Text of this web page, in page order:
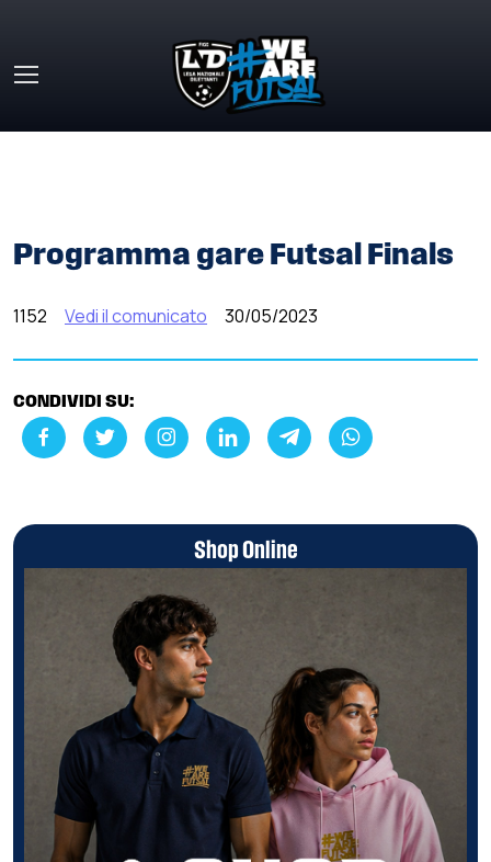
Programma gare Futsal Finals
1152 Vedi il comunicato 30/05/2023
CONDIVIDI SU:
Shop Online